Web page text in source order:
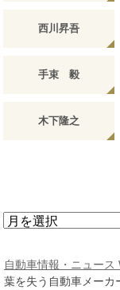
西川昇吾
手束 毅
木下隆之
ア
カ
イ
自動車情報・ニュース
葉を失う自動車メー